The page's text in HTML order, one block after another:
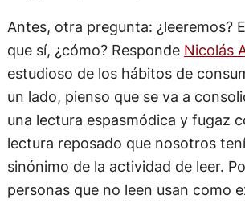
Antes, otra pregunta: ¿leeremos?
que sí, ¿cómo? Responde Nicolás
estudioso de los hábitos de
un lado, pienso que se va a
una lectura espasmódica y fugaz
lectura reposado que nosotros
sinónimo de la actividad de leer.
personas que no leen usan como